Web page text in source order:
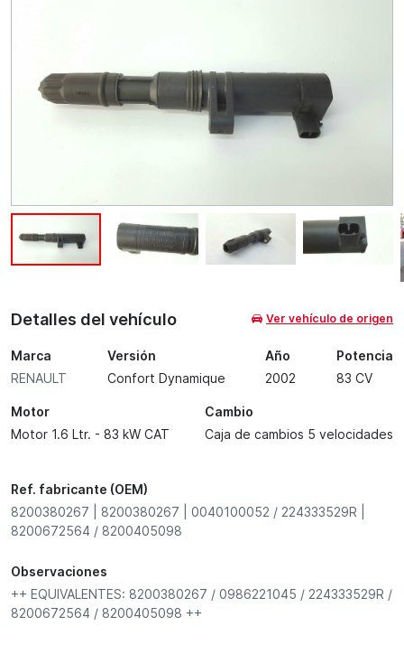
Detalles del vehículo Ver vehículo de origen
Marca
RENAULT
Versión
Confort Dynamique
Año
2002
Potencia
83 CV
Motor
Motor 1.6 Ltr. - 83 kW CAT
Cambio
Caja de cambios 5 velocidades
Ref. fabricante (OEM)
8200380267 | 8200380267 | 0040100052 / 224333529R |
8200672564 / 8200405098
Observaciones
++ EQUIVALENTES: 8200380267 / 0986221045 / 224333529R /
8200672564 / 8200405098 ++